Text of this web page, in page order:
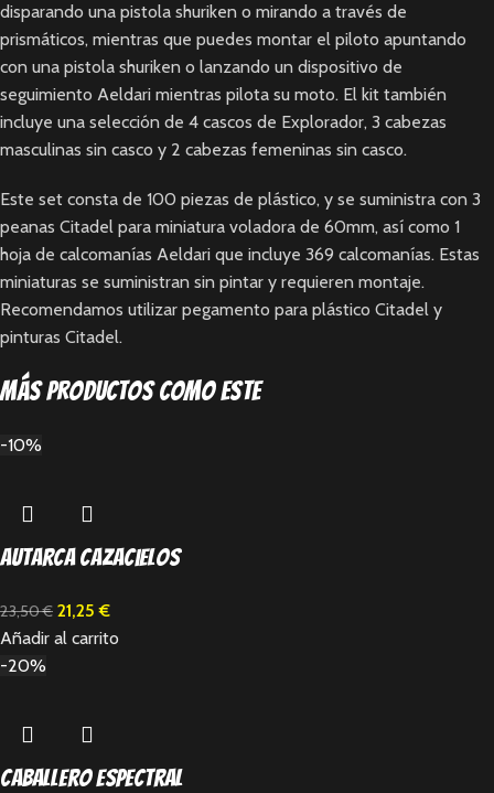
disparando una pistola shuriken o mirando a través de
prismáticos, mientras que puedes montar el piloto apuntando
con una pistola shuriken o lanzando un dispositivo de
seguimiento Aeldari mientras pilota su moto. El kit también
incluye una selección de 4 cascos de Explorador, 3 cabezas
masculinas sin casco y 2 cabezas femeninas sin casco.
Este set consta de 100 piezas de plástico, y se suministra con 3
peanas Citadel para miniatura voladora de 60mm, así como 1
hoja de calcomanías Aeldari que incluye 369 calcomanías. Estas
miniaturas se suministran sin pintar y requieren montaje.
Recomendamos utilizar pegamento para plástico Citadel y
pinturas Citadel.
Más productos como este
-10%
Autarca cazacielos
23,50€ 21,25€
Añadir al carrito
-20%
Caballero espectral